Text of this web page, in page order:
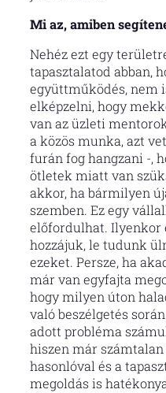
Mi az, amiben
Nehéz ezt egy
tapasztalatod abban,
együttműködés, nem
elképzelni, hogy
van az üzleti
a közös munka, azt
furán fog hangzani -,
ötletek miatt van
akkor, ha bármilyen
szemben. Ez egy
előfordulhat.
hozzájuk, le tudunk
ezeket. Persze, ha
már van egyfajta
hogy milyen úton
való beszélgetés
adott probléma
hiszen már
hasonlóval és a
megoldás is